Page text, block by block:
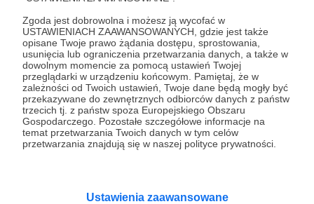
Zgoda jest dobrowolna i możesz ją wycofać w
USTAWIENIACH ZAAWANSOWANYCH, gdzie jest także
opisane Twoje prawo żądania dostępu, sprostowania,
usunięcia lub ograniczenia przetwarzania danych, a także w
dowolnym momencie za pomocą ustawień Twojej
przeglądarki w urządzeniu końcowym. Pamiętaj, że w
zależności od Twoich ustawień, Twoje dane będą mogły być
przekazywane do zewnętrznych odbiorców danych z państw
trzecich tj. z państw spoza Europejskiego Obszaru
Gospodarczego. Pozostałe szczegółowe informacje na
temat przetwarzania Twoich danych w tym celów
przetwarzania znajdują się w naszej polityce prywatności.
Ustawienia zaawansowane
Korzenie i skrzydła Grzegorz Sajór
Udostępnij
Zobacz profil autora